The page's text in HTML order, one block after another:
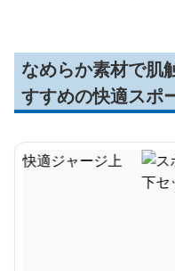
なめらか素材で肌
すすめの快適スポ